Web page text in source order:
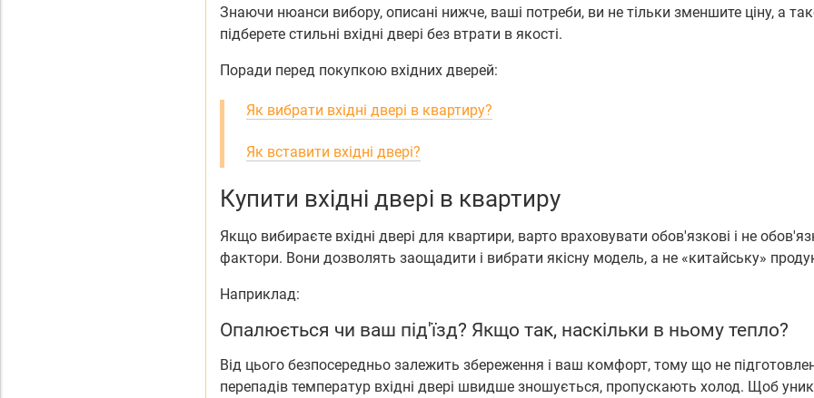
Знаючи нюанси вибору, описані нижче, ваші потреби, ви не тільки зменшите ціну, а
підберете стильні вхідні двері без втрати в якості.
Поради перед покупкою вхідних дверей:
Як вибрати вхідні двері в квартиру?
Як вставити вхідні двері?
Купити вхідні двері в квартиру
Якщо вибираєте вхідні двері для квартири, варто враховувати обов'язкові і не
фактори. Вони дозволять заощадити і вибрати якісну модель, а не «китайську»
Наприклад:
Опалюється чи ваш під'їзд? Якщо так, наскільки в ньому тепло?
Від цього безпосередньо залежить збереження і ваш комфорт, тому що не
перепадів температур вхідні двері швидше зношується, пропускають холод. Щоб